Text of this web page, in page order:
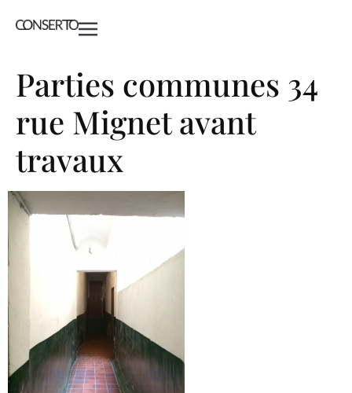
Parties communes 34
rue Mignet avant
travaux